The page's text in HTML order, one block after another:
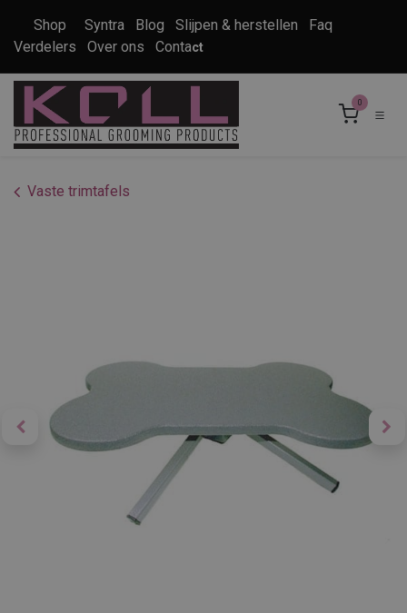
Shop Syntra Blog Slijpen & herstellen
Faq
Verdelers
Over ons Contact
0
Vaste trimtafels